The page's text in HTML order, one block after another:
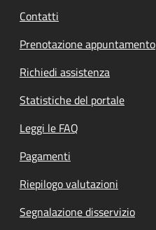
Contatti
Prenotazione appuntamento
Richiedi assistenza
Statistiche del portale
Leggi le FAQ
Pagamenti
Riepilogo valutazioni
Segnalazione disservizio